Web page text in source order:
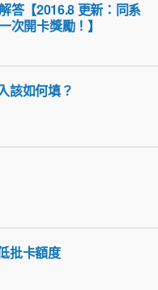
答【2016.8 更新：同系
次開卡獎勵！】
該如何填？
批卡額度